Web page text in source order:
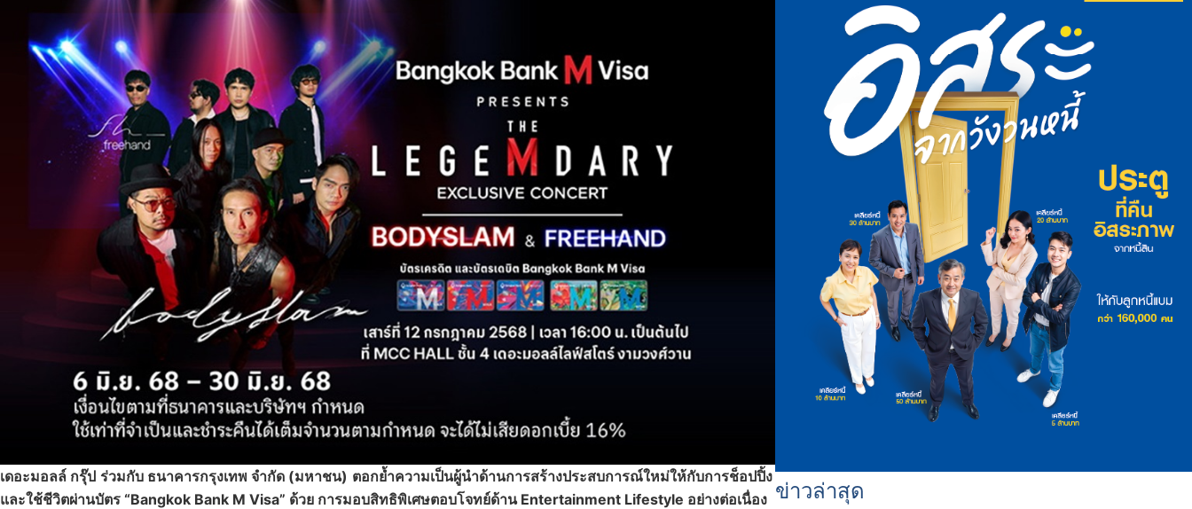
เดอะมอลล์ กรุ๊ป ร่วมกับ ธนาคารกรุงเทพ จำกัด (มหาชน) ตอกย้ำความเป็นผู้นำด้านการสร้างประสบการณ์ใหม่ให้กับการช็อปปิ้ง
และใช้ชีวิตผ่านบัตร “Bangkok Bank M Visa” ด้วย การมอบสิทธิพิเศษตอบโจทย์ด้าน Entertainment Lifestyle อย่างต่อเนื่อง ข่าวล่าสุด